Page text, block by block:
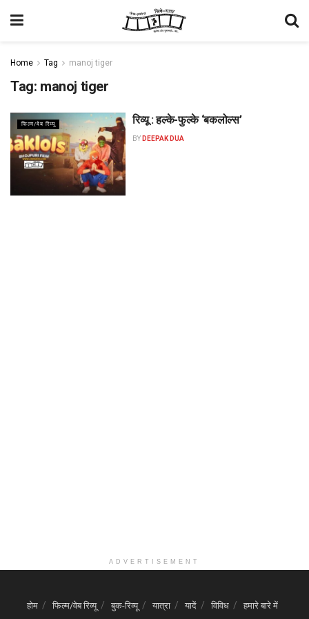
Home Tag manoj tiger
Tag: manoj tiger
फिल्म/वेब रिव्यू रिव्यू : हल्के-फुल्के ‘बकलोल्स’
BY DEEPAK DUA
ADVERTISEMENT
होम फिल्म/वेब रिव्यू बुक-रिव्यू यात्रा यादें विविध हमारे बारे में